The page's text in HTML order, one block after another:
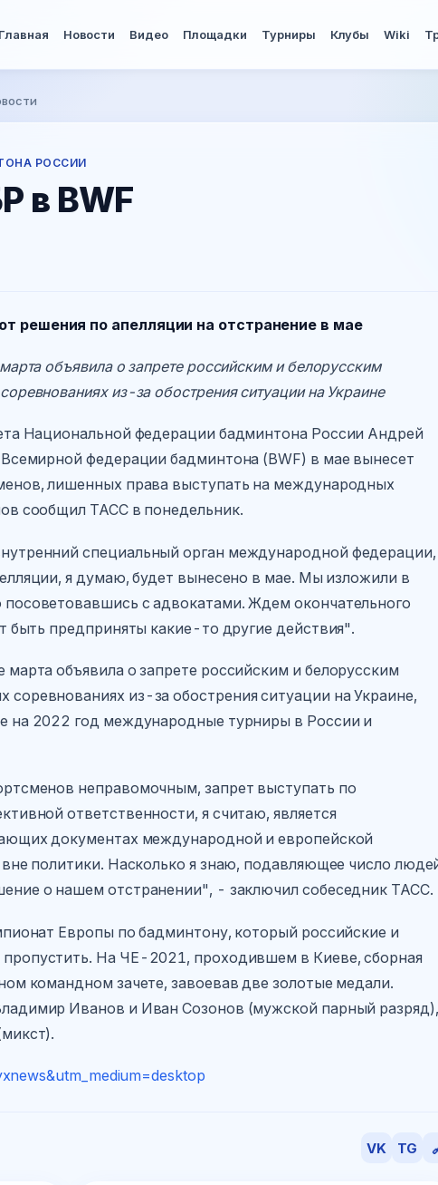
Главная Новости Видео Площадки Турниры Клубы Wiki
РОССИИ
в BWF
решения по апелляции на отстранение в мае
объявила о запрете российским и белорусским
из-за обострения ситуации на Украине
Национальной федерации бадминтона России Андрей
федерации бадминтона (BWF) в мае вынесет
лишенных права выступать на международных
сообщил ТАСС в понедельник.
специальный орган международной
я думаю, будет вынесено в мае. Мы изложили в
с адвокатами. Ждем окончательного
быть предприняты какие-то другие действия".
объявила о запрете российским и белорусским
из-за обострения ситуации на Украине,
на 2022 год международные турниры в России и
неправомочным, запрет выступать по
ответственности, я считаю, является
документах международной и европейской
политики. Насколько я знаю, подавляющее число
о нашем отстранении", - заключил собеседник ТАСС.
Европы по бадминтону, который российские и
На ЧЕ-2021, проходившем в Киеве, сборная
командном зачете, завоевав две золотые медали.
Иванов и Иван Созонов (мужской парный
VK TG